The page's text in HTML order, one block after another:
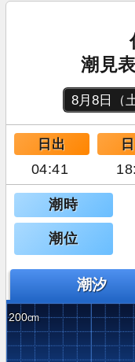
潮見
日出
04:41
潮時
潮位
潮汐
200